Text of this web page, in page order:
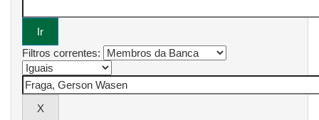
Filtros correntes: